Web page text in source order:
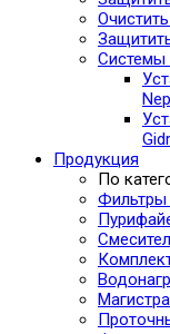
Системы
Продукция
По
Фильтры